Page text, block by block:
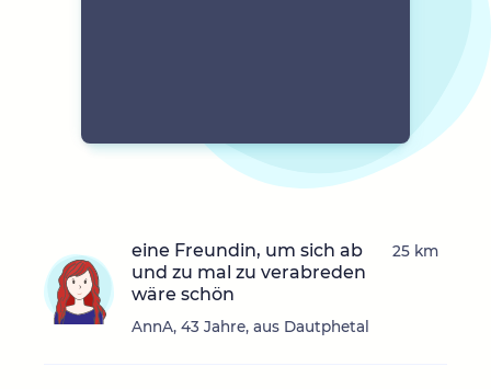
eine Freundin, um sich ab
und zu mal zu verabreden
wäre schön
AnnA, 43 Jahre, aus Dautphetal
25 km